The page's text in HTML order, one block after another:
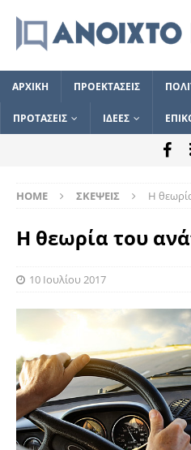
ΑΡΧΙΚΗ ΠΡΟΕΚΤΑΣΕΙΣ
ΠΡΟΤΑΣΕΙΣ ΙΔΕΕΣ
HOME ΣΚΕΨΕΙΣ Η
Η θεωρία του
10 Ιουλίου 2017